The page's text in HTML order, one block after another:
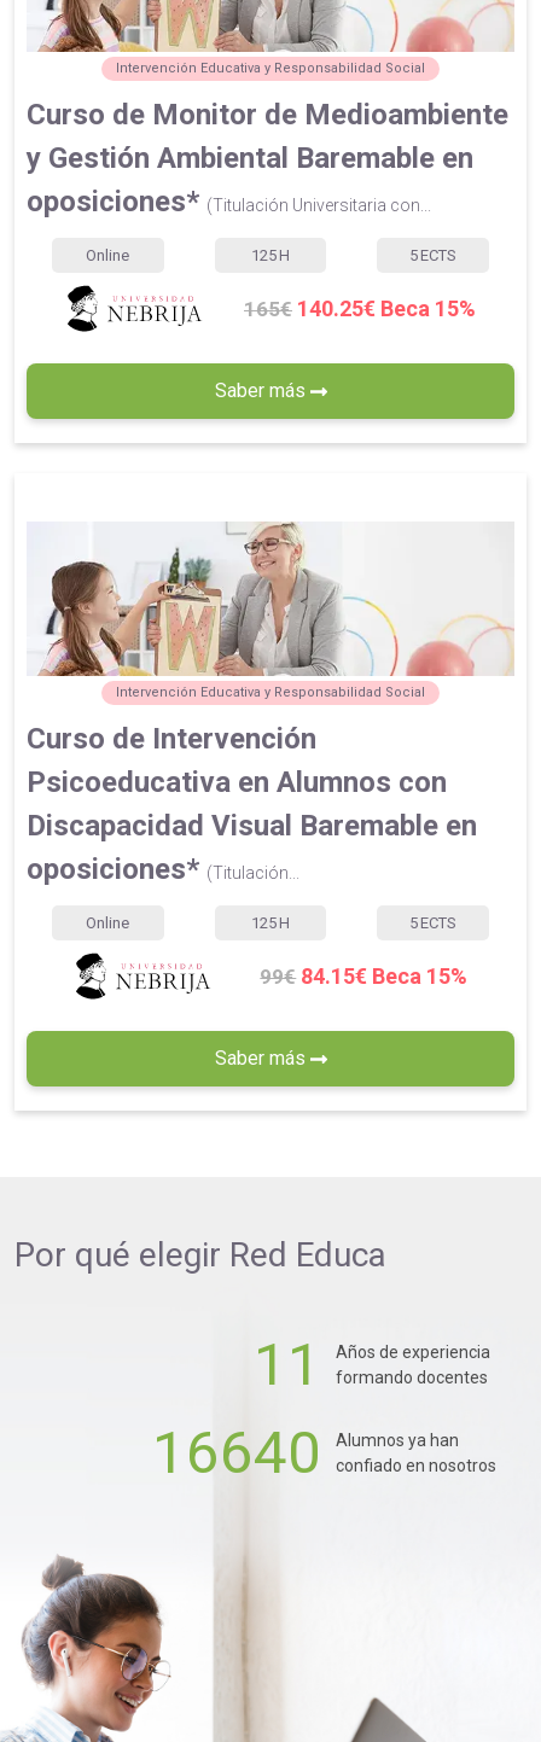
Intervención Educativa y Responsabilidad Social
Curso de Monitor de Medioambiente
y Gestión Ambiental Baremable en
oposiciones* (Titulación Universitaria con...
Online 125 H 5 ECTS
165€ 140.25€ Beca 15%
Saber más
Intervención Educativa y Responsabilidad Social
Curso de Intervención
Psicoeducativa en Alumnos con
Discapacidad Visual Baremable en
oposiciones* (Titulación...
Online 125 H 5 ECTS
99€ 84.15€ Beca 15%
Saber más
Por qué elegir Red Educa
11
Años de experiencia
formando docentes
16640
Alumnos ya han
confiado en nosotros